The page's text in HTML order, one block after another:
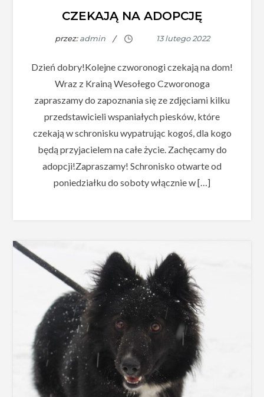
CZEKAJĄ NA ADOPCJĘ
przez:admin
Dzień dobry!Kolejne czworonogi czekają na dom!
Wraz z Krainą Wesołego Czworonoga
zapraszamy do zapoznania się ze zdjęciami kilku
przedstawicieli wspaniałych piesków, które
czekają w schronisku wypatrując kogoś, dla kogo
będą przyjacielem na całe życie. Zachęcamy do
adopcji!Zapraszamy! Schronisko otwarte od
poniedziałku do soboty włącznie w […]